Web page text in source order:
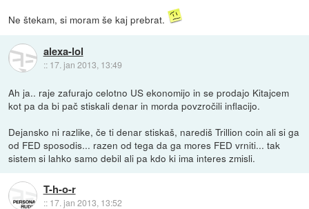
Ne štekam, si moram še kaj prebrat.
alexa-lol
:: 17. jan 2013, 13:49
Ah ja.. raje zafurajo celotno US ekonomijo in se prodajo Kitajcem
kot pa da bi pač stiskali denar in morda povzročili inflacijo.
Dejansko ni razlike, če ti denar stiskaš, narediš Trillion coin ali si ga
od FED sposodis... razen od tega da ga mores FED vrniti... tak
sistem si lahko samo debil ali pa kdo ki ima interes zmisli.
T-h-o-r
:: 17. jan 2013, 13:52